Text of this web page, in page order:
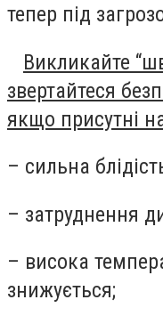
тепер під
Викликайте
звертайтеся
якщо присутні
– сильна
– затруднення
– висока
знижується;